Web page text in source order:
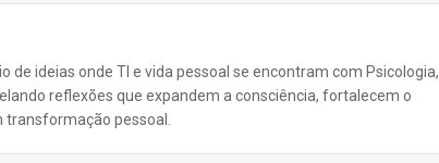
de ideias onde TI e vida pessoal se encontram com Psicologia,
reflexões que expandem a consciência, fortalecem o
pessoal.